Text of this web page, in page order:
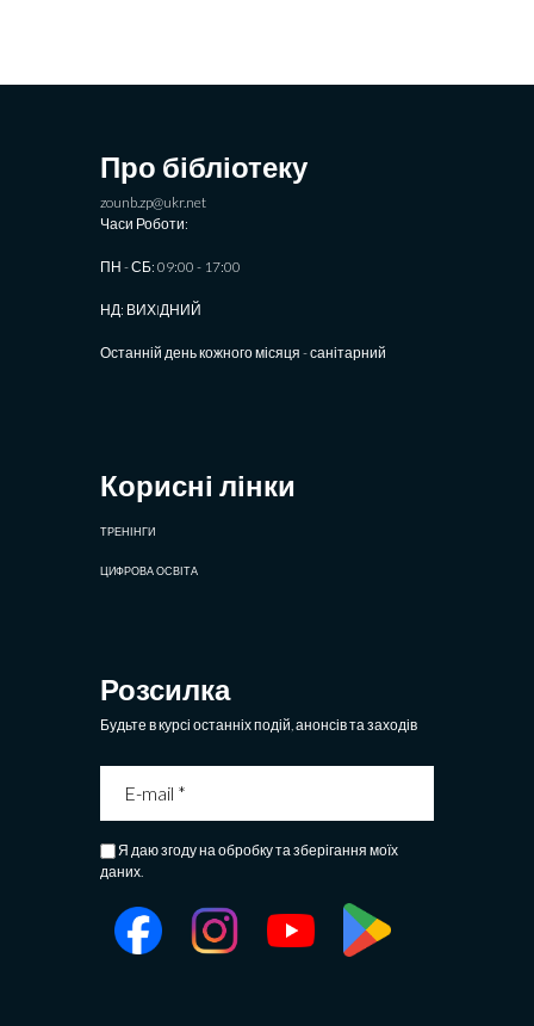
Про бібліотеку
zounb.zp@ukr.net
Часи Роботи:
ПН - СБ: 09:00 - 17:00
НД: ВИХIДНИЙ
Останній день кожного місяця - санітарний
Корисні лінки
ТРЕНІНГИ
ЦИФРОВА ОСВІТА
Розсилка
Будьте в курсі останніх подій, анонсів та заходів
Я даю згоду на обробку та зберігання моїх
даних.